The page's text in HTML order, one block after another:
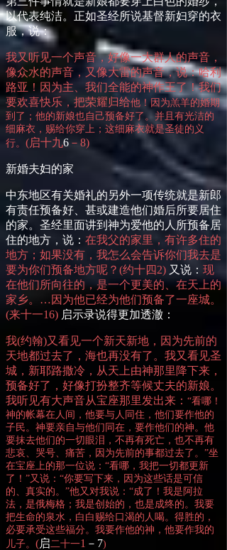
以代表纯洁。正如圣经所说基督新妇穿的衣
服，说：
我又听见一个声音，好像一大群人的声音，
像众水的声音，又像大雷的声音，说：哈利
路亚！因为主、我们全能的神作王了！我们
要欢喜快乐，把荣耀归给他 ！因为羔羊的婚期
到了； 他的新娘也自己预备好了。并且有光洁的
细麻衣，赐给你穿上；这细麻衣就是圣徒的义
行。 (启十九6 － 8)
新婚夫妇的家
中东地区有关婚礼的另外一项传统就是新郎
有责任预备好、甚或建造他们婚后所要居住
的家。圣经里面讲到神为爱他的人所预备居
住的地方，说： 在我父的家里，有许多住的
地方；如果没有，我怎么会告诉你们我去是
要为你们预备地方呢？ (约十四2) 又说： 现
在他们所向往的，是一个更美的、在天上的
家乡。…因为他已经为他们预备了一座城。
(来十一16) 启示录说得更加透澈：
我(约翰)又看见一个新天新地，因为先前的
天地都过去了，海也再没有了。我又看见圣
城，新耶路撒冷，从天上由神那里降下来，
预备好了，好像打扮整齐等候丈夫的新娘。
我听见有大声音从宝座那里发出来： “看哪！
神的帐幕在人间， 他要与人同住，他们要作他的
子民。神要亲自与他们同在，要作他们的神。 他
要抹去他们的一切眼泪，不再有死亡，也不再有
悲哀、哭号、痛苦，因为先前的事都过去了。 ”坐
在宝座上的那一位说： “看哪，我把一切都更新
了！ ”又说： “你要写下来，因为这些话是可信
的、真实的。 ”他又对我说： “成了！我是阿拉
法，是俄梅格；我是创始的，也是成终的。我要
把生命的泉水，白白赐给口渴的人喝。得胜的，
必要承受这些福分。我要作他的神，他要作我的
儿子。 (启二十一1 － 7)